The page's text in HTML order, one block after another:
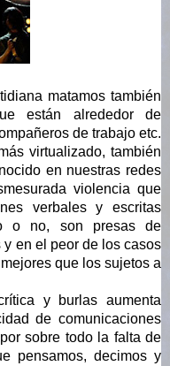
matamos también
están alrededor de
de trabajo etc.
virtualizado, también
en nuestras redes
violencia que
verbales y escritas
o no, son presas de
en el peor de los casos
que los sujetos a
y burlas aumenta
de comunicaciones
sobre todo la falta de
pensamos, decimos y